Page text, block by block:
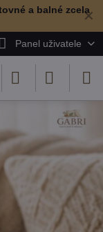
✕
a balné zcela
Panel uživatele